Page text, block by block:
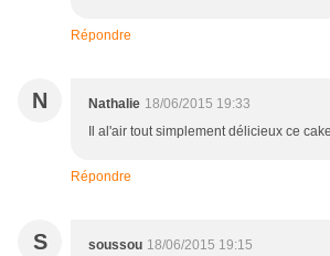
Répondre
N Nathalie 18/06/2015 19:33
Il al'air tout simplement délicieux ce
Répondre
S soussou 18/06/2015 19:15